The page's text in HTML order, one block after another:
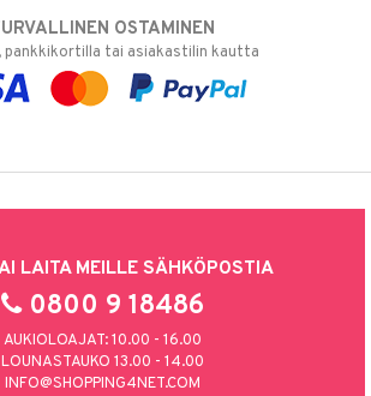
OSTAMINEN
pankkikortilla tai asiakastilin kautta
LAITA MEILLE SÄHKÖPOSTIA
0800 9 18486
AUKIOLOAJAT: 10.00 - 16.00
LOUNASTAUKO 13.00 - 14.00
INFO@SHOPPING4NET.COM